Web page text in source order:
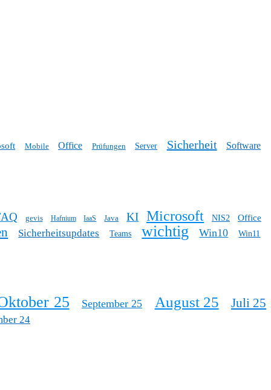
Mobile Office Prüfungen Server Sicherheit Software
gevis Hafnium IaaS Java KI Microsoft NIS2 Office
Sicherheitsupdates Teams wichtig Win10 Win11
25 September 25 August 25 Juli 25
24